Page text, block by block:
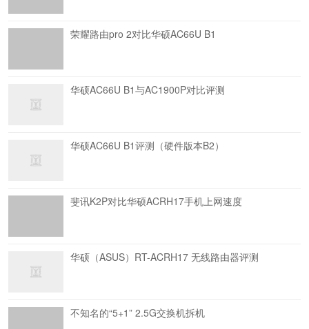
荣耀路由pro 2对比华硕AC66U B1
华硕AC66U B1与AC1900P对比评测
华硕AC66U B1评测（硬件版本B2）
斐讯K2P对比华硕ACRH17手机上网速度
华硕（ASUS）RT-ACRH17 无线路由器评测
不知名的“5+1” 2.5G交换机拆机